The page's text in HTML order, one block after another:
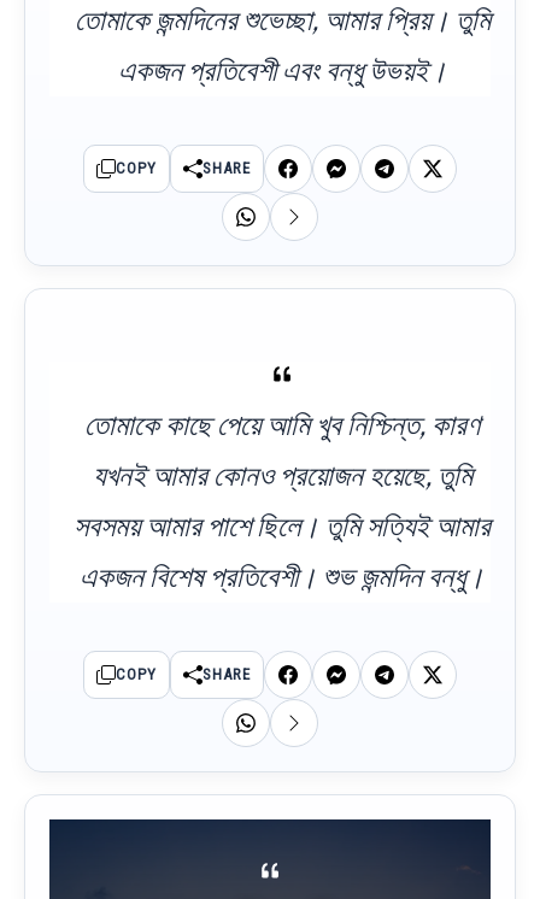
তোমাকে জন্মদিনের শুভেচ্ছা, আমার প্রিয়। তুমি
একজন প্রতিবেশী এবং বন্ধু উভয়ই।
COPY SHARE
তোমাকে কাছে পেয়ে আমি খুব নিশ্চিন্ত, কারণ
যখনই আমার কোনও প্রয়োজন হয়েছে, তুমি
সবসময় আমার পাশে ছিলে। তুমি সত্যিই আমার
একজন বিশেষ প্রতিবেশী। শুভ জন্মদিন বন্ধু।
COPY SHARE